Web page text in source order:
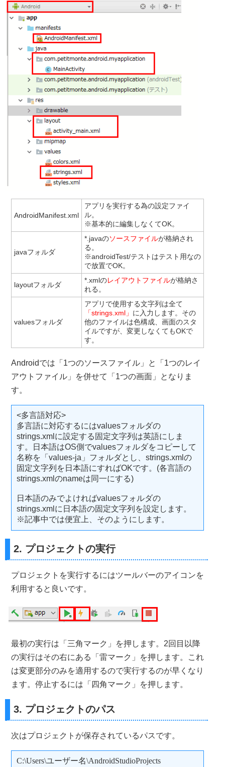
AndroidManifest.xml
アプリを実行する為の設定ファイ
ル。
※基本的に編集しなくてOK。
javaフォルダ
*.javaのソースファイルが格納され
る。
※androidTest/テストはテスト用なの
で放置でOK。
layoutフォルダ
*.xmlのレイアウトファイルが格納さ
れる。
valuesフォルダ
アプリで使用する文字列は全て
「strings.xml」 に入力します。その
他のファイルは色構成、画面のスタ
イルですが、変更しなくてもOKで
す。
Androidでは「1つのソースファイル」と「1つのレイ
アウトファイル」を併せて「1つの画面」となりま
す。
<多言語対応>
多言語に対応するにはvaluesフォルダの
strings.xmlに設定する固定文字列は英語にしま
す。日本語はOS側でvaluesフォルダをコピーして
名称を「values-ja」フォルダとし、strings.xmlの
固定文字列を日本語にすればOKです。(各言語の
strings.xmlのnameは同一にする)
日本語のみでよければvaluesフォルダの
strings.xmlに日本語の固定文字列を設定します。
※記事中では便宜上、そのようにします。
2. プロジェクトの実行
プロジェクトを実行するにはツールバーのアイコンを
利用すると良いです。
最初の実行は「三角マーク」を押します。2回目以降
の実行はその右にある「雷マーク」を押します。これ
は変更部分のみを適用するので実行するのが早くなり
ます。停止するには「四角マーク」を押します。
3. プロジェクトのパス
次はプロジェクトが保存されているパスです。
C:\Users\ユーザー名\AndroidStudioProjects